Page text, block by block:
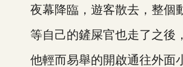
夜幕降臨，遊客散去，整個動
等自己的鏟屎官也走了之後，
他輕而易舉的開啟通往外面小